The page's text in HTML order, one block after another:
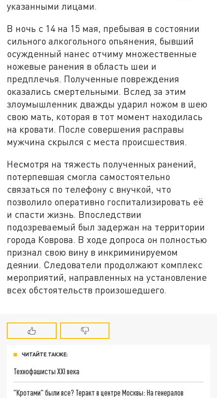
указанными лицами.
В ночь с 14 на 15 мая, пребывая в состоянии
сильного алкогольного опьянения, бывший
осужденный нанес отчиму множественные
ножевые ранения в область шеи и
предплечья. Полученные повреждения
оказались смертельными. Вслед за этим
злоумышленник дважды ударил ножом в шею
свою мать, которая в тот момент находилась
на кровати. После совершения расправы
мужчина скрылся с места происшествия.
Несмотря на тяжесть полученных ранений,
потерпевшая смогла самостоятельно
связаться по телефону с внучкой, что
позволило оперативно госпитализировать её
и спасти жизнь. Впоследствии
подозреваемый был задержан на территории
города Коврова. В ходе допроса он полностью
признал свою вину в инкриминируемом
деянии. Следователи продолжают комплекс
мероприятий, направленных на установление
всех обстоятельств произошедшего.
ЧИТАЙТЕ ТАКЖЕ:
Технофашисты XXI века
"Кротами" были все? Теракт в центре Москвы: На генералов